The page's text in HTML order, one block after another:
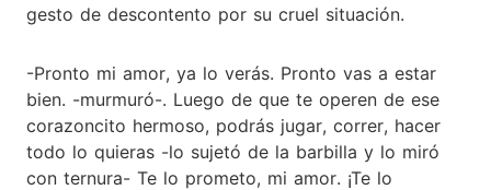
gesto de descontento por su cruel situación.
-Pronto mi amor, ya lo verás. Pronto vas a estar
bien. -murmuró-. Luego de que te operen de ese
corazoncito hermoso, podrás jugar, correr, hacer
todo lo quieras -lo sujetó de la barbilla y lo miró
con ternura- Te lo prometo, mi amor. ¡Te lo